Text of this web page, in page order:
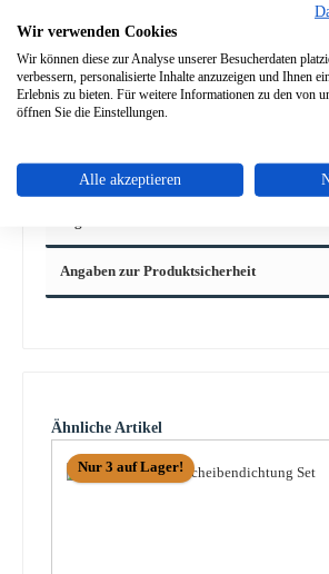
Beschreibung
Mehr
Angaben zur Produktsicherheit
Produktgalerie überspringen
Ähnliche Artikel
Nur 3 auf Lager!
Wir verwenden Cookies
Wir können diese zur Analyse unserer Besucherdaten
verbessern, personalisierte Inhalte anzuzeigen und Ihnen
Erlebnis zu bieten. Für weitere Informationen zu den von
öffnen Sie die Einstellungen.
Alle akzeptieren